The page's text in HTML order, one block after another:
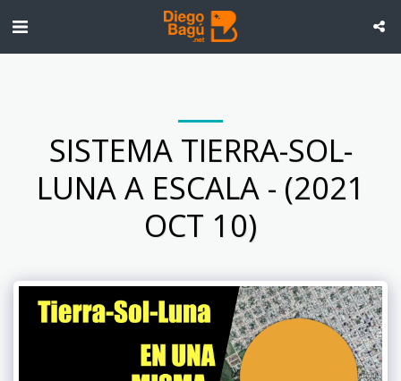
SISTEMA TIERRA-SOL-
LUNA A ESCALA - (2021
OCT 10)